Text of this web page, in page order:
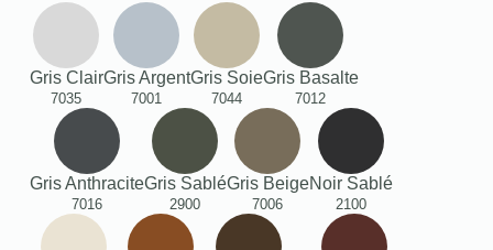
Gris Clair
7035
Gris Argent
7001
Gris Soie
7044
Gris Basalte
7012
Gris Anthracite
7016
Gris Sablé
2900
Gris Beige
7006
Noir Sablé
2100